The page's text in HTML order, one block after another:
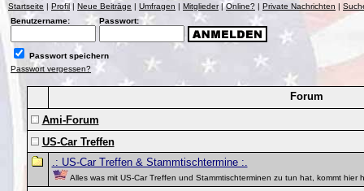
Startseite | Profil| Neue Beiträge | Umfragen | Mitglieder|Online? | Private Nachrichten |
Benutzername:
Passwort:
Passwort speichern
Passwort vergessen?
Forum
Ami-Forum
US-Car Treffen
.: US-Car Treffen & Stammtischtermine :.
Alles was mit US-Car Treffen und Stammtischterminen zu tun hat, kommt